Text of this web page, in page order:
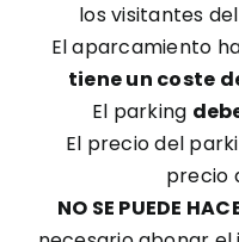
los visitantes
El aparcamiento
tiene un coste
El parking
El precio del
precio
NO SE PUEDE